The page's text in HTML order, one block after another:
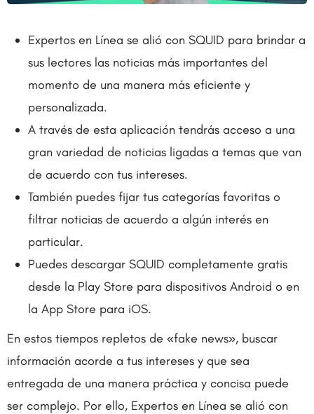
Expertos en Línea se alió con SQUID para brindar a
sus lectores las noticias más importantes del
momento de una manera más eficiente y
personalizada.
A través de esta aplicación tendrás acceso a una
gran variedad de noticias ligadas a temas que van
de acuerdo con tus intereses.
También puedes fijar tus categorías favoritas o
filtrar noticias de acuerdo a algún interés en
particular.
Puedes descargar SQUID completamente gratis
desde la Play Store para dispositivos Android o en
la App Store para iOS.
En estos tiempos repletos de «fake news», buscar
información acorde a tus intereses y que sea
entregada de una manera práctica y concisa puede
ser complejo. Por ello, Expertos en Línea se alió con